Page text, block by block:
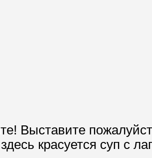
Выставите
красуется суп с